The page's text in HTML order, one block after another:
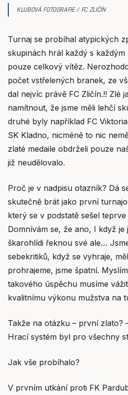
KLUBOVÁ FOTOGRAFIE / FC ZLIČÍN
Turnaj se probíhal atypických
skupinách hrál každý s každým
pouze celkový vítěz.
počet vstřelených branek, ze
dal nejvíc právě FC Zličín.!! Zlé
namítnout, že jsme měli lehčí
druhé byly například FC
SK Kladno, nicméně to nic
zlaté medaile obdrželi pouze
již neudělovalo.
Proč je v nadpisu otazník? Dá
skutečně brát jako první
který se v podstatě sešel
Domnívám se, že ano, I když je
škarohlídi řeknou své ale…
sebekritiků, když se vyhraje,
prohrajeme, jsme špatní.
takového úspěchu musíme
kvalitnímu výkonu mužstva na
Takže na otázku – první zlato?
Hrací systém byl pro všechny
Jak vše probíhalo?
V prvním utkání proti FK